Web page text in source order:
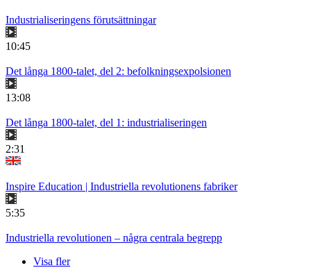
Industrialiseringens förutsättningar
10:45
Det långa 1800-talet, del 2: befolkningsexpolsionen
13:08
Det långa 1800-talet, del 1: industrialiseringen
2:31
Inspire Education | Industriella revolutionens fabriker
5:35
Industriella revolutionen – några centrala begrepp
Visa fler